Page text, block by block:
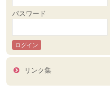
パスワード
リンク集